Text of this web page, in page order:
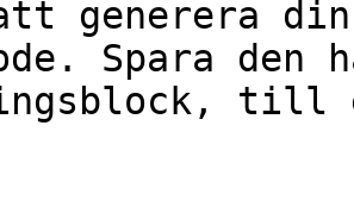
att generera
Spara den
till